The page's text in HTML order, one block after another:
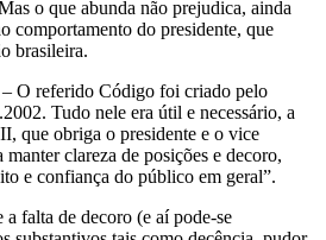
o que abunda não prejudica, ainda
comportamento do presidente, que
brasileira.
– O referido Código foi criado pelo
Tudo nele era útil e necessário, a
que obriga o presidente e o vice
clareza de posições e decoro,
e confiança do público em geral”.
a falta de decoro (e aí pode-se